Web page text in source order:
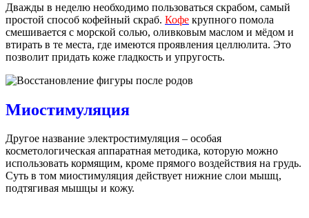
Дважды в неделю необходимо пользоваться скрабом, самый
простой способ кофейный скраб. Кофе крупного помола
смешивается с морской солью, оливковым маслом и мёдом и
втирать в те места, где имеются проявления целлюлита. Это
позволит придать коже гладкость и упругость.
Миостимуляция
Другое название электростимуляция – особая
косметологическая аппаратная методика, которую можно
использовать кормящим, кроме прямого воздействия на грудь.
Суть в том миостимуляция действует нижние слои мышц,
подтягивая мышцы и кожу.